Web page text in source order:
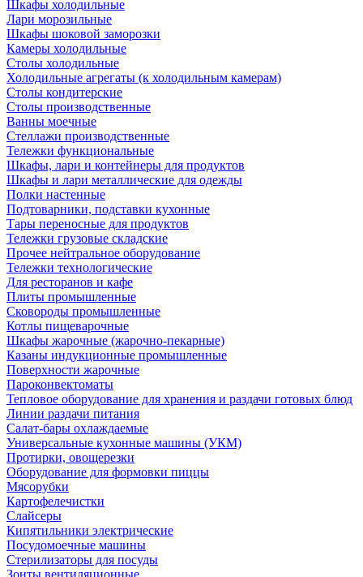
Шкафы холодильные
Лари морозильные
Шкафы шоковой заморозки
Камеры холодильные
Столы холодильные
Холодильные агрегаты (к холодильным камерам)
Столы кондитерские
Столы производственные
Ванны моечные
Стеллажи производственные
Тележки функциональные
Шкафы, лари и контейнеры для продуктов
Шкафы и лари металлические для одежды
Полки настенные
Подтоварники, подставки кухонные
Тары переносные для продуктов
Тележки грузовые складские
Прочее нейтральное оборудование
Тележки технологические
Для ресторанов и кафе
Плиты промышленные
Сковороды промышленные
Котлы пищеварочные
Шкафы жарочные (жарочно-пекарные)
Казаны индукционные промышленные
Поверхности жарочные
Пароконвектоматы
Тепловое оборудование для хранения и раздачи готовых блюд
Линии раздачи питания
Салат-бары охлаждаемые
Универсальные кухонные машины (УКМ)
Протирки, овощерезки
Оборудование для формовки пиццы
Мясорубки
Картофелечистки
Слайсеры
Кипятильники электрические
Посудомоечные машины
Стерилизаторы для посуды
Зонты вентиляционные